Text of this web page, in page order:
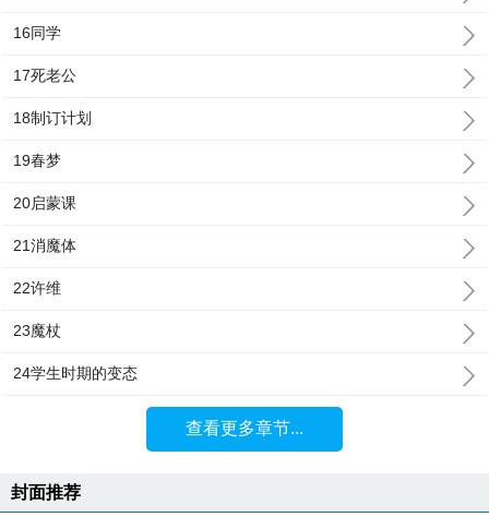
16同学
17死老公
18制订计划
19春梦
20启蒙课
21消魔体
22许维
23魔杖
24学生时期的变态
查看更多章节...
封面推荐